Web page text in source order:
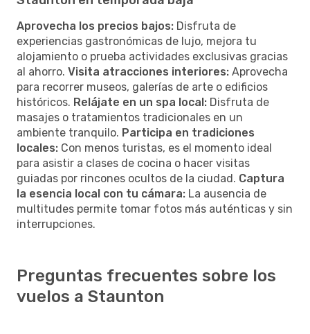
Aprovecha los precios bajos: Disfruta de
experiencias gastronómicas de lujo, mejora tu
alojamiento o prueba actividades exclusivas gracias
al ahorro. Visita atracciones interiores: Aprovecha
para recorrer museos, galerías de arte o edificios
históricos. Relájate en un spa local: Disfruta de
masajes o tratamientos tradicionales en un
ambiente tranquilo. Participa en tradiciones
locales: Con menos turistas, es el momento ideal
para asistir a clases de cocina o hacer visitas
guiadas por rincones ocultos de la ciudad. Captura
la esencia local con tu cámara: La ausencia de
multitudes permite tomar fotos más auténticas y sin
interrupciones.
Preguntas frecuentes sobre los
vuelos a Staunton